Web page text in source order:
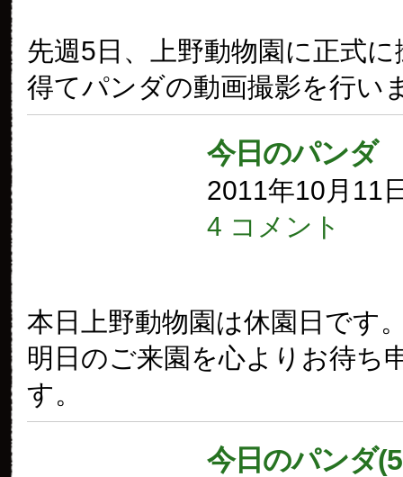
先週5日、上野動物園に正式
得てパンダの動画撮影を行い
今日のパンダ
2011年10月11
4 コメント
本日上野動物園は休園日です
明日のご来園を心よりお待ち
す。
今日のパンダ